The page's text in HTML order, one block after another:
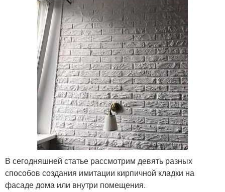
В сегодняшней статье рассмотрим девять разных
способов создания имитации кирпичной кладки на
фасаде дома или внутри помещения.